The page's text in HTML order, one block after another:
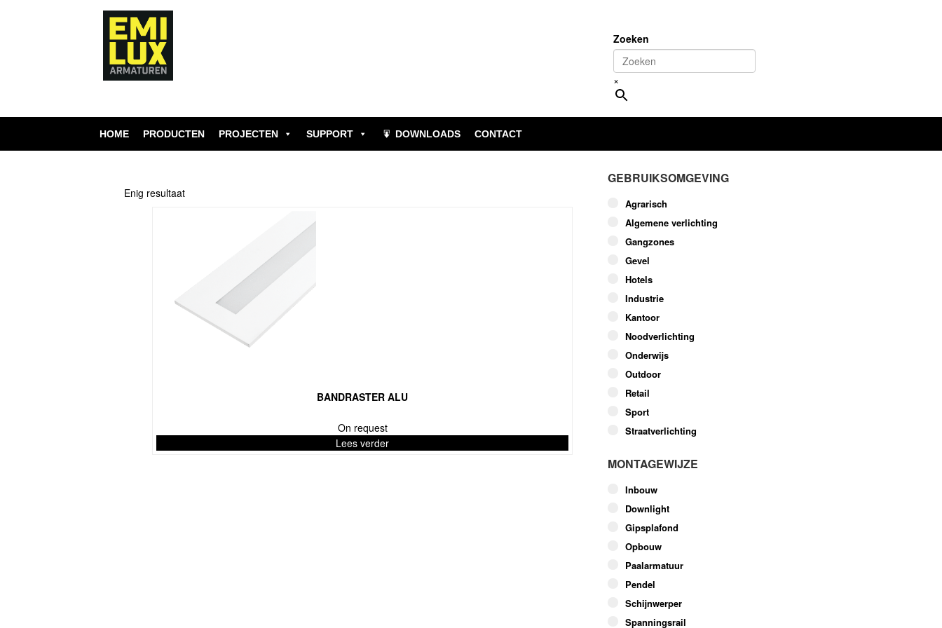
Zoeken
×
HOME PRODUCTEN PROJECTEN SUPPORT DOWNLOADS CONTACT
Enig resultaat
BANDRASTER ALU
On request
Lees verder
GEBRUIKSOMGEVING
Agrarisch
Algemene verlichting
Gangzones
Gevel
Hotels
Industrie
Kantoor
Noodverlichting
Onderwijs
Outdoor
Retail
Sport
Straatverlichting
MONTAGEWIJZE
Inbouw
Downlight
Gipsplafond
Opbouw
Paalarmatuur
Pendel
Schijnwerper
Spanningsrail